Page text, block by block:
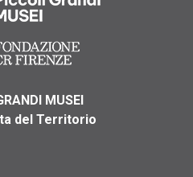
MUSEI
del Territorio